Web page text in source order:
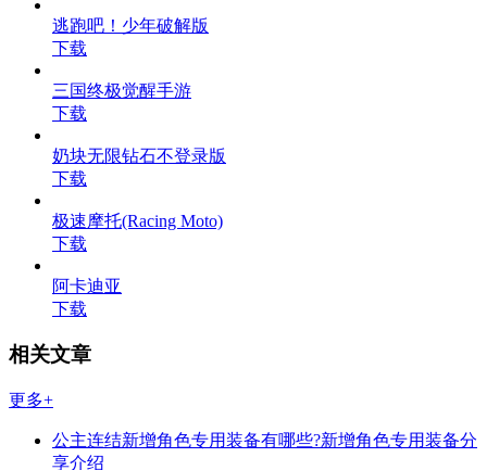
逃跑吧！少年破解版
下载
三国终极觉醒手游
下载
奶块无限钻石不登录版
下载
极速摩托(Racing Moto)
下载
阿卡迪亚
下载
相关文章
更多+
公主连结新增角色专用装备有哪些?新增角色专用装备分
享介绍